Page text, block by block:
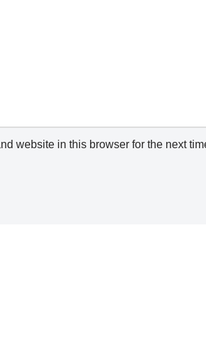
website in this browser for the next